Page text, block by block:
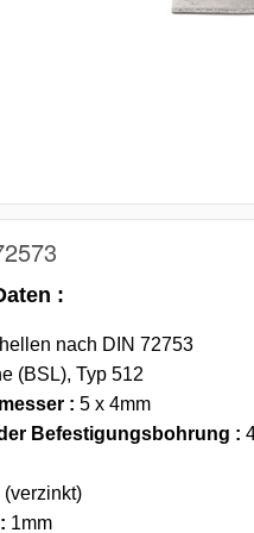
:
nach DIN 72753
(BSL), Typ 512
: 5 x 4mm
Befestigungsbohrung :
(verzinkt)
1mm